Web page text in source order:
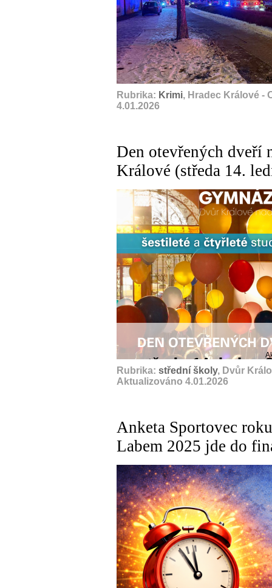
Rubrika: Krimi, Hradec Králové -
4.01.2026
Den otevřených dveří
Králové (středa 14.
Rubrika: střední školy, Dvůr
Aktualizováno 4.01.2026
Anketa Sportovec
Labem 2025 jde do